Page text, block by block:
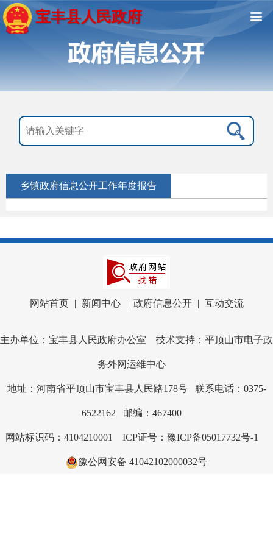
宝丰县人民政府
乡镇政府信息公开工作年度报告
网站首页 | 新闻中心 | 政府信息公开 | 互动交流
主办单位：宝丰县人民政府办公室 技术支持：平顶山市电子政
务外网运维中心
地址：河南省平顶山市宝丰县人民路178号 联系电话：0375-
6522162 邮编：467400
网站标识码：4104210001 ICP证号：豫ICP备05017732号-1
豫公网安备 41042102000032号